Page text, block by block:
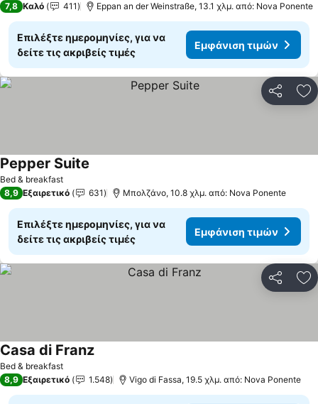
7,8 Καλό 411 Eppan an der Weinstraße, 13.1 χλμ. από: Nova Ponente
Επιλέξτε ημερομηνίες, για να
δείτε τις ακριβείς τιμές
Εμφάνιση τιμών
Bed & breakfast
Pepper Suite
8,9 Εξαιρετικό 631 Μπολζάνο, 10.8 χλμ. από: Nova Ponente
Επιλέξτε ημερομηνίες, για να
δείτε τις ακριβείς τιμές
Εμφάνιση τιμών
Bed & breakfast
Casa di FranzΕμφάνιση τιμών
8,9 Εξαιρετικό 1.548 Vigo di Fassa, 19.5 χλμ. από: Nova Ponente